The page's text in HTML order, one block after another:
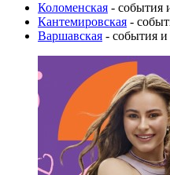
Коломенская - события
Кантемировская -
Варшавская - события и